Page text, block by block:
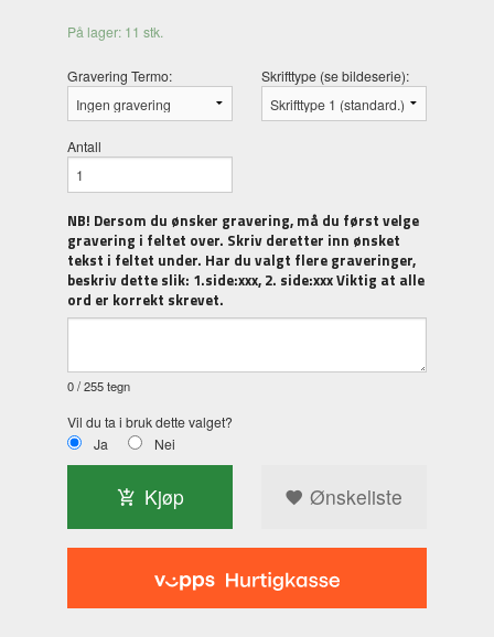
På lager: 11 stk.
Gravering Termo: Skrifttype (se bildeserie):
Antall
NB! Dersom du ønsker gravering, må du først velge
gravering i feltet over. Skriv deretter inn ønsket
tekst i feltet under. Har du valgt flere graveringer,
beskriv dette slik: 1.side:xxx, 2. side:xxx Viktig at alle
ord er korrekt skrevet.
0/ 255 tegn
Vil du ta i bruk dette valget?
Ja
Nei
Kjøp Ønskeliste